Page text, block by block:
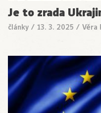
Je to zrada
články / 13. 3. 2025 / Věra